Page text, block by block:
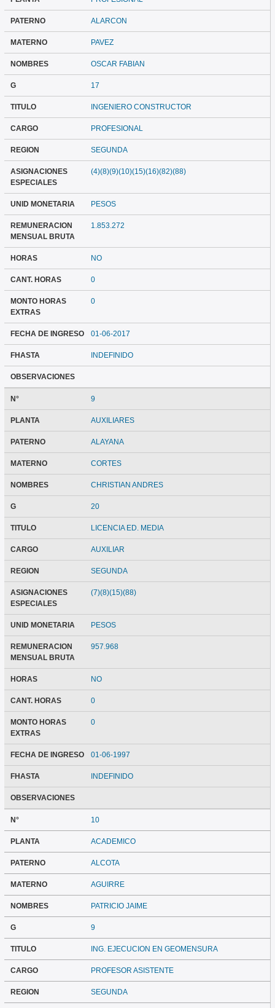
PATERNO ALARCON
MATERNO PAVEZ
NOMBRES OSCAR FABIAN
G 17
TITULO INGENIERO CONSTRUCTOR
CARGO PROFESIONAL
REGION SEGUNDA
ASIGNACIONES
ESPECIALES
(4)(8)(9)(10)(15)(16)(82)(88)
UNID MONETARIA PESOS
REMUNERACION
MENSUAL BRUTA
1.853.272
HORAS NO
CANT. HORAS 0
MONTO HORAS
EXTRAS
0
FECHA DE INGRESO 01-06-2017
FHASTA INDEFINIDO
OBSERVACIONES
N° 9
PLANTA AUXILIARES
PATERNO ALAYANA
MATERNO CORTES
NOMBRES CHRISTIAN ANDRES
G 20
TITULO LICENCIA ED. MEDIA
CARGO AUXILIAR
REGION SEGUNDA
ASIGNACIONES
ESPECIALES
(7)(8)(15)(88)
UNID MONETARIA PESOS
REMUNERACION
MENSUAL BRUTA
957.968
HORAS NO
CANT. HORAS 0
MONTO HORAS
EXTRAS
0
FECHA DE INGRESO 01-06-1997
FHASTA INDEFINIDO
OBSERVACIONES
N° 10
PLANTA ACADEMICO
PATERNO ALCOTA
MATERNO AGUIRRE
NOMBRES PATRICIO JAIME
G 9
TITULO ING. EJECUCION EN GEOMENSURA
CARGO PROFESOR ASISTENTE
REGION SEGUNDA